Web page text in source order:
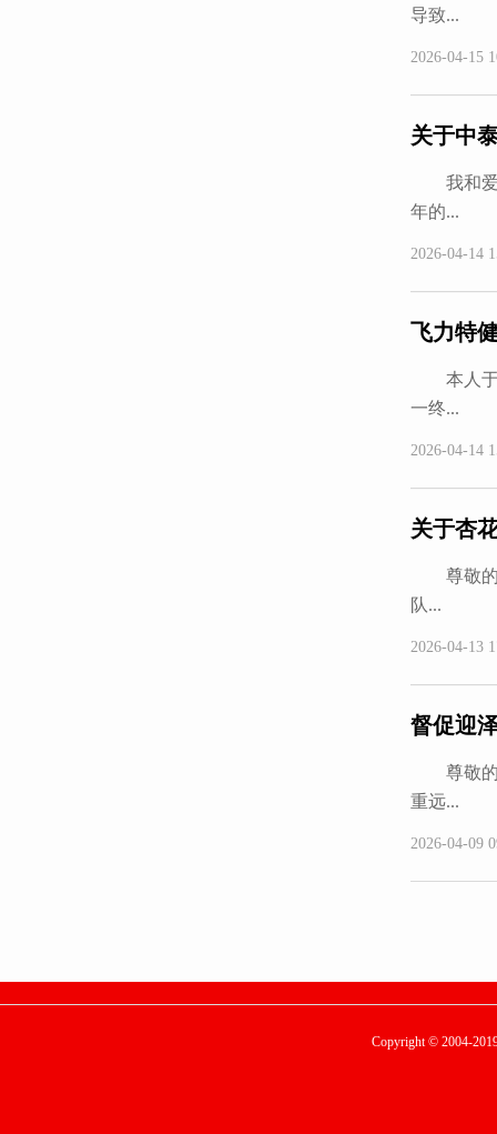
导致...
2026-04-15
关于中
我和爱人
年的...
2026-04-14
飞力特
本人于
一终...
2026-04-14
关于杏
尊敬的
队...
2026-04-13
督促迎
尊敬的
重远...
2026-04-09
Copyright © 2004-